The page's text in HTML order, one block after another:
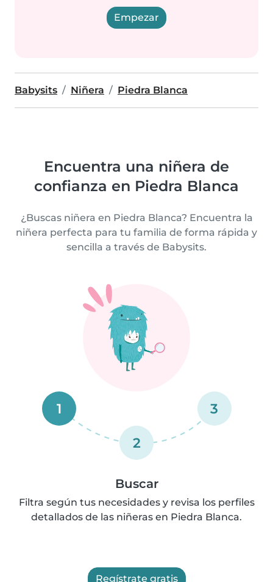
Empezar
Babysits Niñera Piedra Blanca
Encuentra una niñera de
confianza en Piedra Blanca
¿Buscas niñera en Piedra Blanca? Encuentra la
niñera perfecta para tu familia de forma rápida y
sencilla a través de Babysits.
1
2
3
Buscar
Filtra según tus necesidades y revisa los perfiles
detallados de las niñeras en Piedra Blanca.
Regístrate gratis